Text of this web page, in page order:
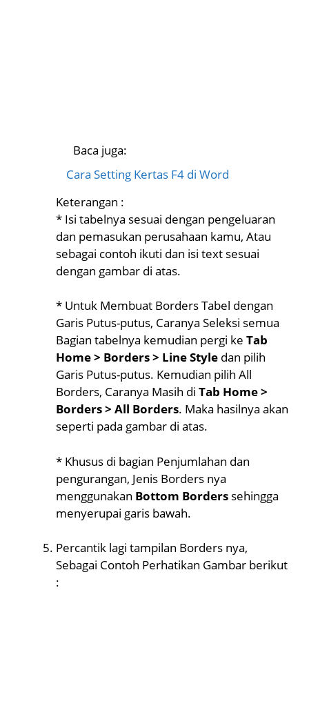
Baca juga:
Cara Setting Kertas F4 di Word
Keterangan :
* Isi tabelnya sesuai dengan pengeluaran
dan pemasukan perusahaan kamu, Atau
sebagai contoh ikuti dan isi text sesuai
dengan gambar di atas.
* Untuk Membuat Borders Tabel dengan
Garis Putus-putus, Caranya Seleksi semua
Bagian tabelnya kemudian pergi ke Tab
Home > Borders > Line Style dan pilih
Garis Putus-putus. Kemudian pilih All
Borders, Caranya Masih di Tab Home >
Borders > All Borders. Maka hasilnya akan
seperti pada gambar di atas.
* Khusus di bagian Penjumlahan dan
pengurangan, Jenis Borders nya
menggunakan Bottom Borders sehingga
menyerupai garis bawah.
Percantik lagi tampilan Borders nya,
Sebagai Contoh Perhatikan Gambar berikut
: